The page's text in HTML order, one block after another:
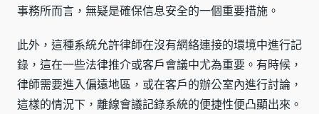
事務所而言，無疑是確保信息安全的一個重要措施。
此外，這種系統允許律師在沒有網絡連接的環境中進行記
錄，這在一些法律推介或客戶會議中尤為重要。有時候，
律師需要進入偏遠地區，或在客戶的辦公室內進行討論，
這樣的情況下，離線會議記錄系統的便捷性便凸顯出來。